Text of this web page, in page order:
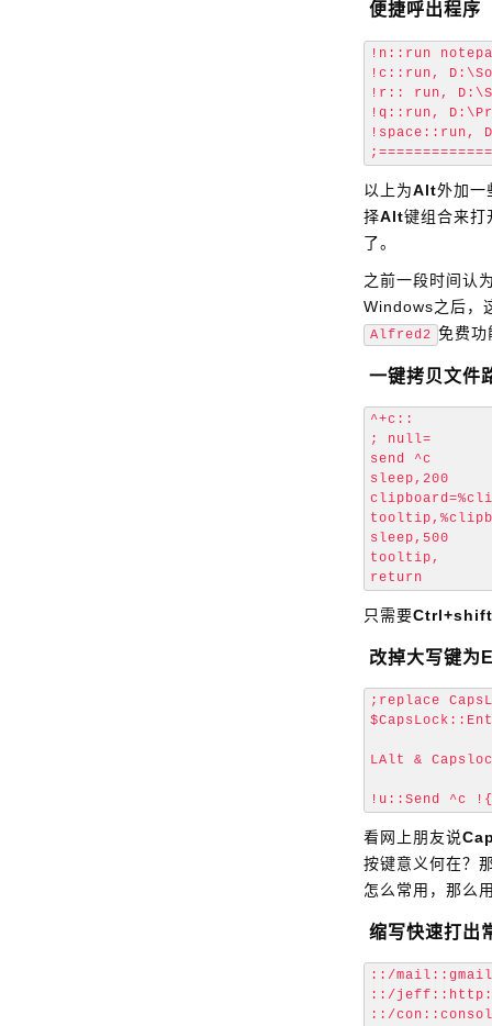
便捷呼出程序
!n::run
!c::run,
!r:: run,
!q::run,
!space::run,
以上为Alt外加一
择Alt键组合来打
了。
之前一段时间认
Windows之后，
Alfred2 免费功
一键拷贝文件
^+c::
; null=
send ^c
sleep,200
sleep,500
tooltip,
只需要
改掉大写键为
;replace
LAlt &
看网上朋友说
按键意义何在？
怎么常用，那么
缩写快速打出
::/
::/jeff::http://
::/